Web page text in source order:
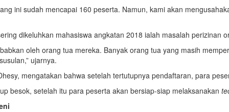
ini sudah mencapai 160 peserta. Namun, kami akan
dikeluhkan mahasiswa angkatan 2018 ialah masalah perizinan
oleh orang tua mereka. Banyak orang tua yang masih
ujarnya.
mengatakan bahwa setelah tertutupnya pendaftaran, para
besok, setelah itu para peserta akan bersiap-siap melaksanakan